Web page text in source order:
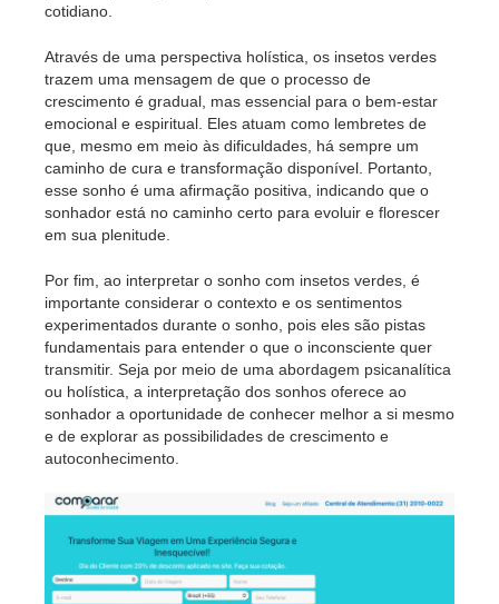
cotidiano.
Através de uma perspectiva holística, os insetos verdes
trazem uma mensagem de que o processo de
crescimento é gradual, mas essencial para o bem-estar
emocional e espiritual. Eles atuam como lembretes de
que, mesmo em meio às dificuldades, há sempre um
caminho de cura e transformação disponível. Portanto,
esse sonho é uma afirmação positiva, indicando que o
sonhador está no caminho certo para evoluir e florescer
em sua plenitude.
Por fim, ao interpretar o sonho com insetos verdes, é
importante considerar o contexto e os sentimentos
experimentados durante o sonho, pois eles são pistas
fundamentais para entender o que o inconsciente quer
transmitir. Seja por meio de uma abordagem psicanalítica
ou holística, a interpretação dos sonhos oferece ao
sonhador a oportunidade de conhecer melhor a si mesmo
e de explorar as possibilidades de crescimento e
autoconhecimento.